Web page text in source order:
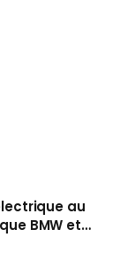
au
BMW et